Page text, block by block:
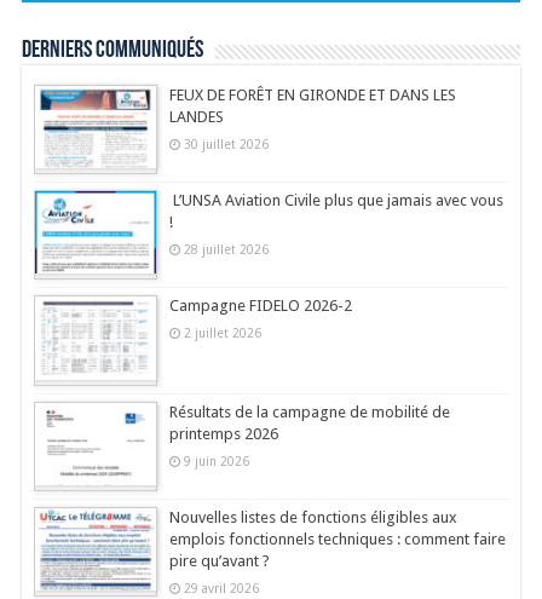
Derniers communiqués
FEUX DE FORÊT EN GIRONDE ET DANS LES
LANDES
30 juillet 2026
L’UNSA Aviation Civile plus que jamais avec vous
!
28 juillet 2026
Campagne FIDELO 2026-2
2 juillet 2026
Résultats de la campagne de mobilité de
printemps 2026
9 juin 2026
Nouvelles listes de fonctions éligibles aux
emplois fonctionnels techniques : comment faire
pire qu’avant ?
29 avril 2026